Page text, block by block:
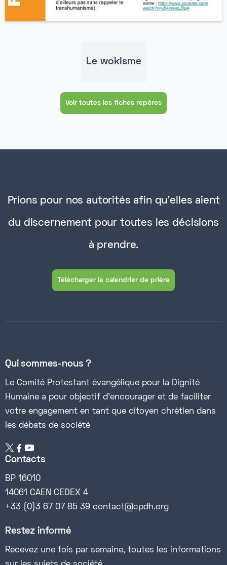
Le wokisme
Voir toutes les fiches repères
Prions pour nos autorités afin qu'elles aient
du discernement pour toutes les décisions
à prendre.
Télécharger le calendrier de prière
Qui sommes-nous ?
Le Comité Protestant évangélique pour la Dignité
Humaine a pour objectif d’encourager et de faciliter
votre engagement en tant que citoyen chrétien dans
les débats de société
 
Contacts
BP 16010
14061 CAEN CEDEX 4
+33 (0)3 67 07 85 39 contact@cpdh.org
Restez informé
Recevez une fois par semaine, toutes les informations